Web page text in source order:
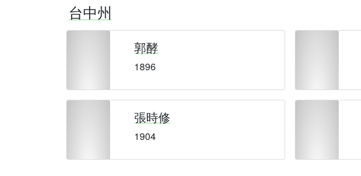
台中州
郭酵
1896
張時修
1904